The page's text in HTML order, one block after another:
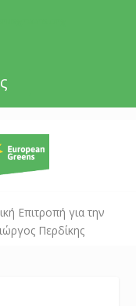
Επιτροπή για την
Περδίκης